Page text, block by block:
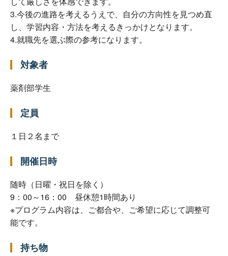
3.今後の進路を考えるうえで、自分の方向性を見つめ直
し、学習内容・方法を考えるきっかけとなります。
4.就職先を選ぶ際の参考になります。
対象者
薬剤部学生
定員
１日２名まで
開催日時
随時（日曜・祝日を除く）
9：00～16：00 昼休憩1時間あり
※プログラム内容は、ご都合や、ご希望に応じて調整可
能です。
持ち物